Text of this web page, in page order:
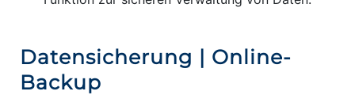
Datensicherung | Online-
Backup